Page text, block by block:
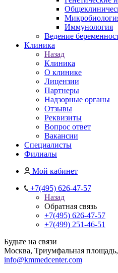
Иммунология
Ведение
Клиника
Назад
Клиника
О клинике
Лицензии
Партнеры
Надзорные органы
Отзывы
Реквизиты
Вопрос ответ
Вакансии
Специалисты
Филиалы
Мой кабинет
+7(495) 626-47-57
Назад
Обратная связь
+7(495) 626-47-57
+7(499) 251-46-51
Будьте на связи
Москва, Триумфальная площадь,
info@kmmedcenter.com